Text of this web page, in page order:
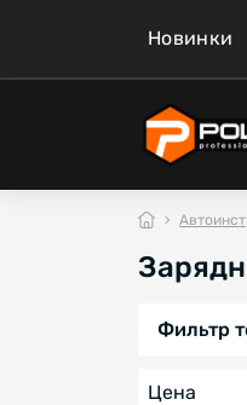
Новинки
Фильтр
Цена